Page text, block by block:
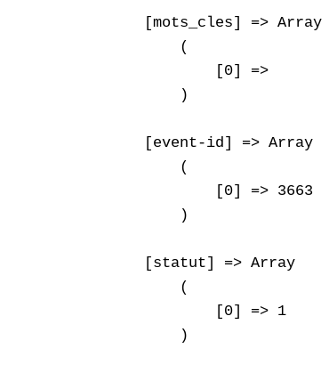
    [mots_cles] => Array
        (
            [0] =>
        )
    [event-id] => Array
        (
            [0] => 3663
        )
    [statut] => Array
        (
            [0] => 1
        )